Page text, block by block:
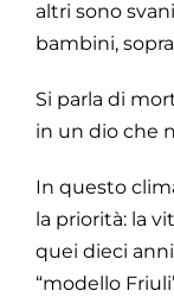
altri sono
bambini,
Si parla di
in un dio che
In questo
la priorità: la
quei dieci anni
“modello